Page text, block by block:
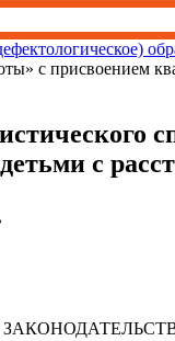
с присвоением
с